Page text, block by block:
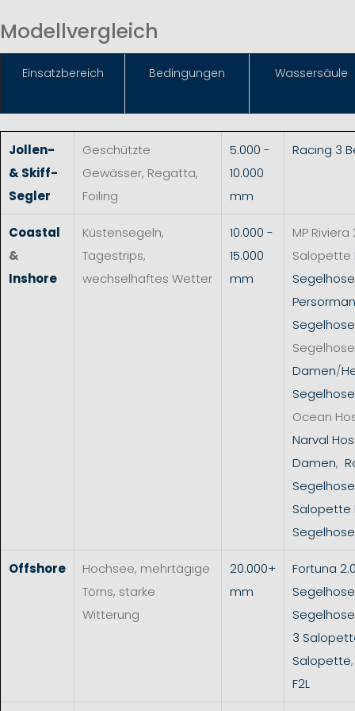
Modellvergleich
Einsatzbereich Bedingungen Wassersäule
Jollen-
& Skiff-
Segler
Geschützte
Gewässer, Regatta,
Foiling
5.000 -
10.000
mm
Racing 3
Coastal
&
Inshore
Küstensegeln,
Tagestrips,
wechselhaftes Wetter
10.000 -
15.000
mm
MP Riviera
Salopette
Segelhose
Damen/
Ocean
Narval
Damen,
Segelhose
Salopette
Segelhose
Offshore
Hochsee, mehrtägige
Törns, starke
Witterung
20.000+
mm
Fortuna
Segelhose
3
Salopette
F2L